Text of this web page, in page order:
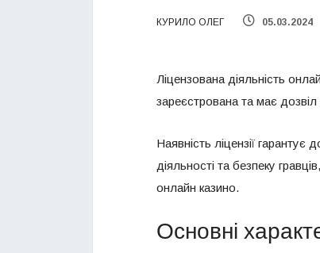
КУРИЛО ОЛЕГ 05.03.2024
Ліцензована діяльність
зареєстрована та має дозвіл
Наявність ліцензії
діяльності та безпеку
онлайн казино.
Основні